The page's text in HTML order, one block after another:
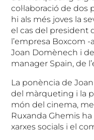
col·laboració de dos
hi als més joves la
el cas del president
l’empresa Boxcom
Joan Domènech i
manager Spain, de
La ponència de
del màrqueting i la
món del cinema,
Ruxanda Ghemis
xarxes socials i el